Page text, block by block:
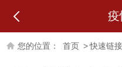
疫
您的位置： 首页 >快速链接